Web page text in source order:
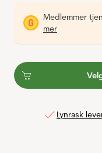
Medlemmer
mer
Lynrask